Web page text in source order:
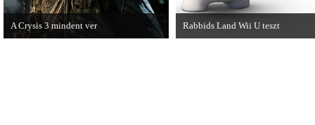
Rabbids Land Wii U teszt
A Crysis 3 mindent ver